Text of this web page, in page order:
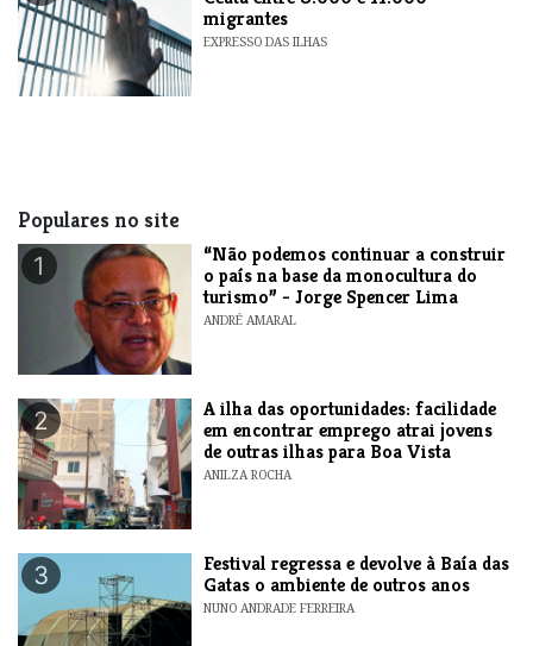
migrantes
EXPRESSO DAS ILHAS
Populares no site
1
“Não podemos continuar a construir
o país na base da monocultura do
turismo” - Jorge Spencer Lima
ANDRÉ AMARAL
2
A ilha das oportunidades: facilidade
em encontrar emprego atrai jovens
de outras ilhas para Boa Vista
ANILZA ROCHA
3
Festival regressa e devolve à Baía das
Gatas o ambiente de outros anos
NUNO ANDRADE FERREIRA